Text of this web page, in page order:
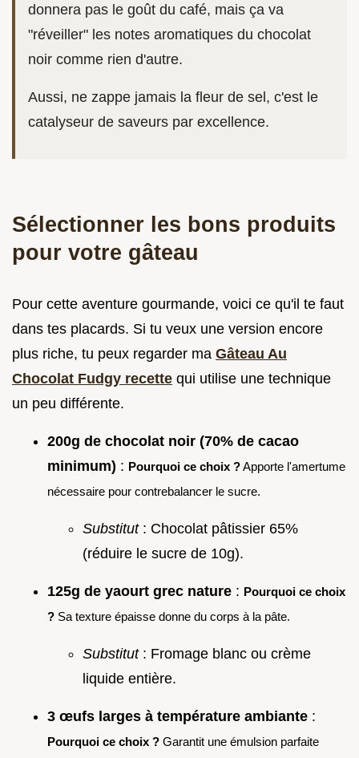
donnera pas le goût du café, mais ça va
"réveiller" les notes aromatiques du chocolat
noir comme rien d'autre.
Aussi, ne zappe jamais la fleur de sel, c'est le
catalyseur de saveurs par excellence.
Sélectionner les bons produits
pour votre gâteau
Pour cette aventure gourmande, voici ce qu'il te faut
dans tes placards. Si tu veux une version encore
plus riche, tu peux regarder ma Gâteau Au
Chocolat Fudgy recette qui utilise une technique
un peu différente.
200g de chocolat noir (70% de cacao
minimum) : Pourquoi ce choix ?Apporte l'amertume
nécessaire pour contrebalancer le sucre.
Substitut: Chocolat pâtissier 65%
(réduire le sucre de 10g).
125g de yaourt grec nature : Pourquoi ce choix
? Sa texture épaisse donne du corps à la pâte.
Substitut: Fromage blanc ou crème
liquide entière.
3 œufs larges à température ambiante :
Pourquoi ce choix ? Garantit une émulsion parfaite